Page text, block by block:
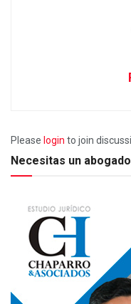
Please login to join
Necesitas un